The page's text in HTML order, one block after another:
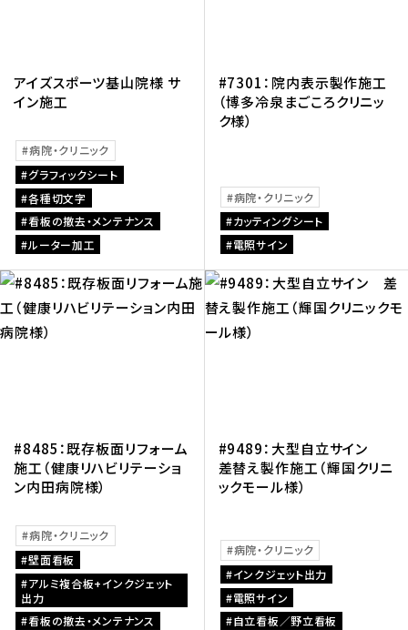
アイズスポーツ基山院様 サ
イン施工
病院・クリニック
グラフィックシート
各種切文字
看板の撤去・メンテナンス
ルーター加工
#7301：院内表示製作施工
（博多冷泉まごころクリニッ
ク様）
病院・クリニック
カッティングシート
電照サイン
#8485：既存板面リフォーム
施工（健康リハビリテーショ
ン内田病院様）
病院・クリニック
壁面看板
アルミ複合板+インクジェット
出力
看板の撤去・メンテナンス
#9489：大型自立サイン
差替え製作施工（輝国クリニ
ックモール様）
病院・クリニック
インクジェット出力
電照サイン
自立看板／野立看板